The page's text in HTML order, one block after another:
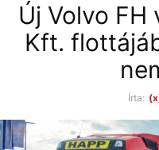
Új Volvo
Kft.
Írta: